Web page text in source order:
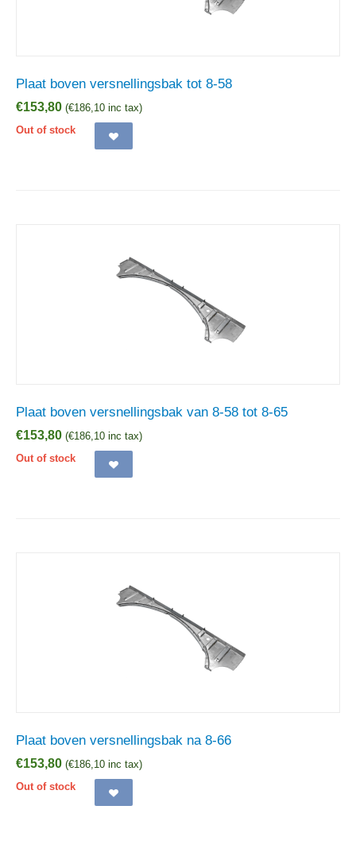
Plaat boven versnellingsbak tot 8-58
€153,80 (€186,10 inc tax)
Out of stock
Plaat boven versnellingsbak van 8-58 tot 8-65
€153,80 (€186,10 inc tax)
Out of stock
Plaat boven versnellingsbak na 8-66
€153,80 (€186,10 inc tax)
Out of stock